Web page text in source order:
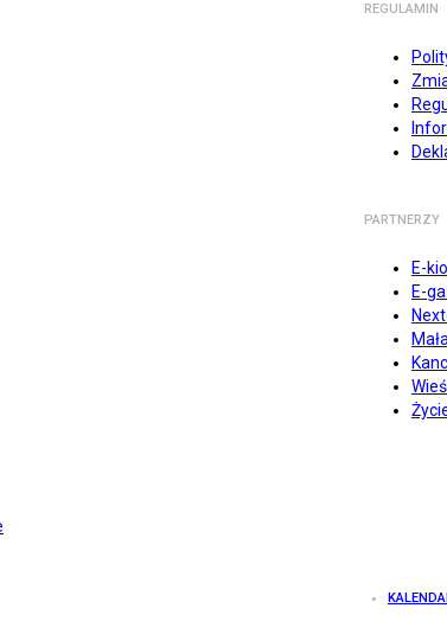
REGULAMIN
PARTNERZY
E-
E-